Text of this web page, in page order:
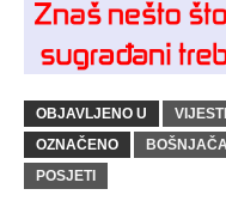
OBJAVLJENO U
OZNAČENO
POSJETI